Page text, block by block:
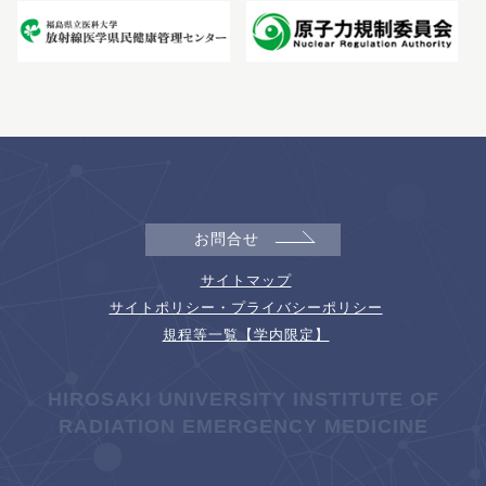
お問合せ
サイトマップ
サイトポリシー・プライバシーポリシー
規程等一覧【学内限定】
HIROSAKI UNIVERSITY INSTITUTE OF
RADIATION EMERGENCY MEDICINE